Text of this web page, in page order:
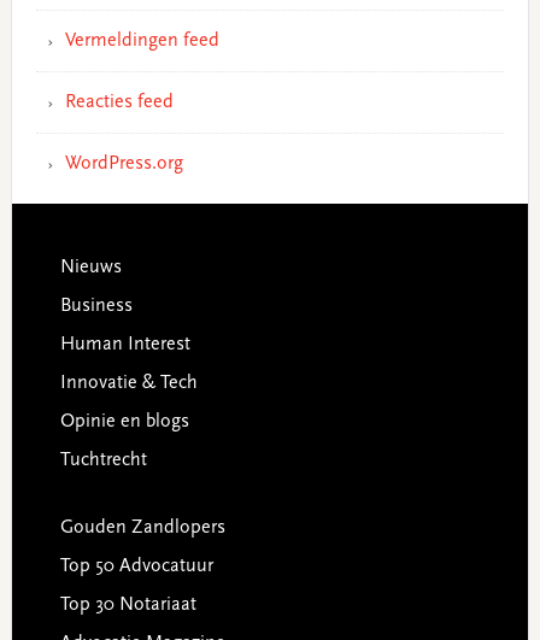
Vermeldingen feed
Reacties feed
WordPress.org
Footer
Nieuws
Business
Human Interest
Innovatie & Tech
Opinie en blogs
Tuchtrecht
Gouden Zandlopers
Top 50 Advocatuur
Top 30 Notariaat